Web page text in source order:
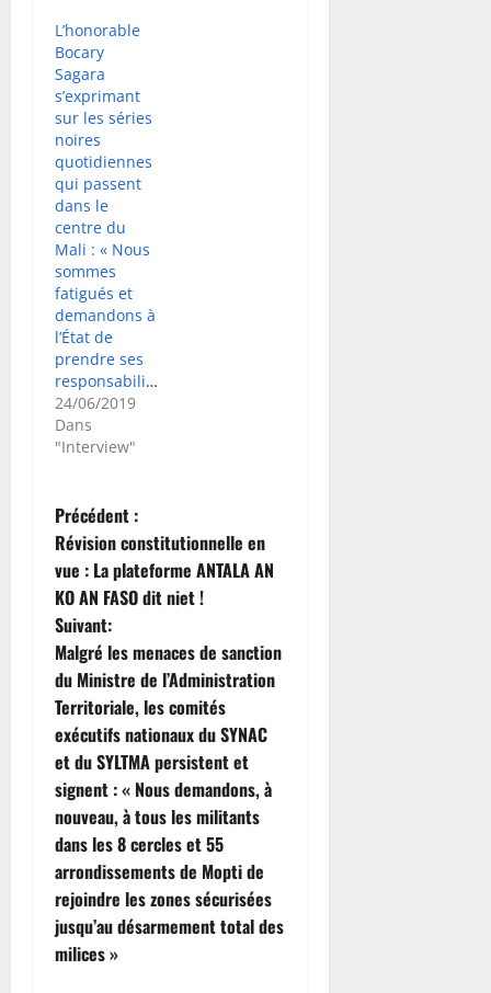
L’honorable
Bocary
Sagara
s’exprimant
sur les séries
noires
quotidiennes
qui passent
dans le
centre du
Mali : « Nous
sommes
fatigués et
demandons à
l’État de
prendre ses
responsabilités»
24/06/2019
Dans
"Interview"
N
a
v
i
g
a
t
i
o
n
Précédent :
Révision constitutionnelle en
vue : La plateforme ANTALA AN
KO AN FASO dit niet !
Suivant:
Malgré les menaces de sanction
du Ministre de l’Administration
Territoriale, les comités
exécutifs nationaux du SYNAC
et du SYLTMA persistent et
signent : « Nous demandons, à
nouveau, à tous les militants
dans les 8 cercles et 55
arrondissements de Mopti de
rejoindre les zones sécurisées
jusqu’au désarmement total des
milices »